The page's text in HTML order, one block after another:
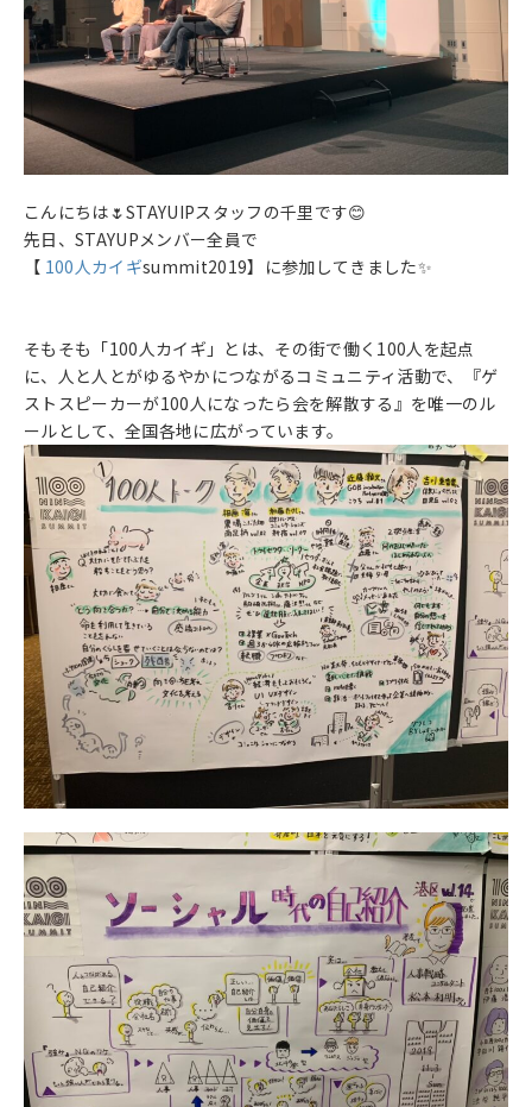
こんにちは🌷STAYUIPスタッフの千里です😊
先日、STAYUPメンバー全員で
【 100人カイギsummit2019】に参加してきました✨
そもそも「100人カイギ」とは、その街で働く100人を起点
に、人と人とがゆるやかにつながるコミュニティ活動で、『ゲ
ストスピーカーが100人になったら会を解散する』を唯一のル
ールとして、全国各地に広がっています。